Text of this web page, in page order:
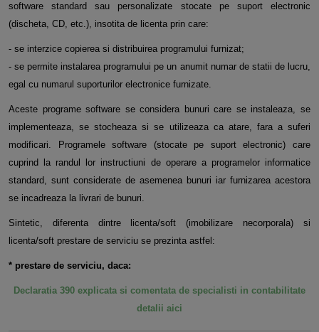
software standard sau personalizate stocate pe suport electronic
(discheta, CD, etc.), insotita de licenta prin care:
- se interzice copierea si distribuirea programului furnizat;
- se permite instalarea programului pe un anumit numar de statii de lucru,
egal cu numarul suporturilor electronice furnizate.
Aceste programe software se considera bunuri care se instaleaza, se
implementeaza, se stocheaza si se utilizeaza ca atare, fara a suferi
modificari. Programele software (stocate pe suport electronic) care
cuprind la randul lor instructiuni de operare a programelor informatice
standard, sunt considerate de asemenea bunuri iar furnizarea acestora
se incadreaza la livrari de bunuri.
Sintetic, diferenta dintre licenta/soft (imobilizare necorporala) si
licenta/soft prestare de serviciu se prezinta astfel:
* prestare de serviciu, daca:
Declaratia 390 explicata si comentata de specialisti in contabilitate
detalii aici